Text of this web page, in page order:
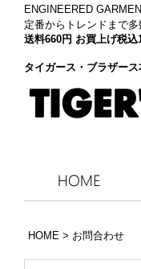
ENGINEERED
定番からトレンドまで
送料660円 お買上げ税込
タイガース・ブラザー
HOME > お問合わせ